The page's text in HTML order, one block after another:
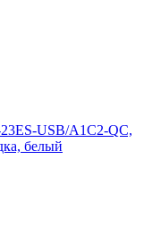
USB/A1C2-QC,
белый